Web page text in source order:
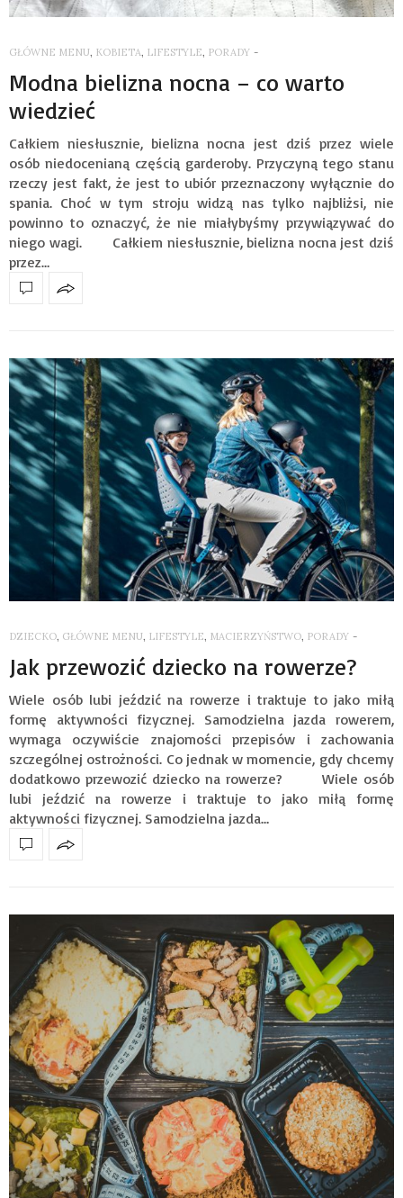
GŁÓWNE MENU, KOBIETA, LIFESTYLE, PORADY -
Modna bielizna nocna – co warto
wiedzieć
Całkiem niesłusznie, bielizna nocna jest dziś przez wiele
osób niedocenianą częścią garderoby. Przyczyną tego stanu
rzeczy jest fakt, że jest to ubiór przeznaczony wyłącznie do
spania. Choć w tym stroju widzą nas tylko najbliżsi, nie
powinno to oznaczyć, że nie miałybyśmy przywiązywać do
niego wagi. Całkiem niesłusznie, bielizna nocna jest dziś
przez…
DZIECKO, GŁÓWNE MENU, LIFESTYLE, MACIERZYŃSTWO, PORADY -
Jak przewozić dziecko na rowerze?
Wiele osób lubi jeździć na rowerze i traktuje to jako miłą
formę aktywności fizycznej. Samodzielna jazda rowerem,
wymaga oczywiście znajomości przepisów i zachowania
szczególnej ostrożności. Co jednak w momencie, gdy chcemy
dodatkowo przewozić dziecko na rowerze? Wiele osób
lubi jeździć na rowerze i traktuje to jako miłą formę
aktywności fizycznej. Samodzielna jazda…